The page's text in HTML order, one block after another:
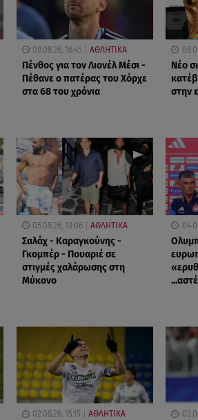
08.08.26, 16:45 ΑΘΛΗΤΙΚΑ
Πένθος για τον Λιονέλ Μέσι -
Πέθανε ο πατέρας του Χόρχε
στα 68 του χρόνια
Νέο
στην
05.08.26, 13:06 ΑΘΛΗΤΙΚΑ
Σαλάχ - Καραγκούνης -
Γκομπέρ - Πουαριέ σε
στιγμές χαλάρωσης στη
Μύκονο
02.08.26, 15:15 ΑΘΛΗΤΙΚΑ